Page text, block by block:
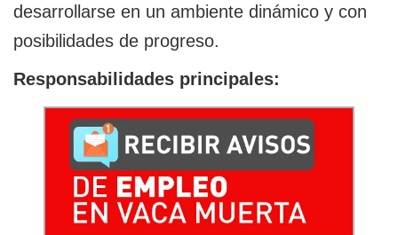
desarrollarse en un ambiente dinámico y con
posibilidades de progreso.
Responsabilidades principales: